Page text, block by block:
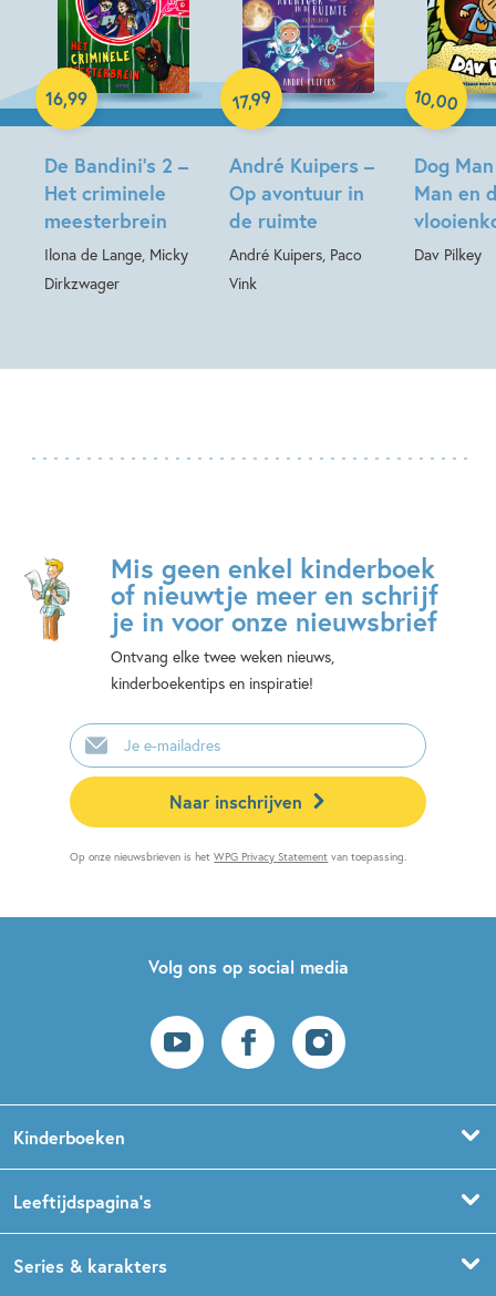
De Bandini’s 2 –
Het criminele
meesterbrein
Ilona de Lange, Micky
Dirkzwager
16,99
Hardcover
André Kuipers –
Op avontuur in
de ruimte
André Kuipers, Paco
Vink
17,99
Hardcover
Dog
Man en
Dav Pilkey
10,00
Paperback
Mis geen enkel kinderboek
of nieuwtje meer en schrijf
je in voor onze nieuwsbrief
Ontvang elke twee weken nieuws,
kinderboekentips en inspiratie!
E-
mailadres
Naar inschrijven
Op onze nieuwsbrieven is hetWPG Privacy Statement van toepassing.
Volg ons op social media
Kinderboeken
Prentenboeken
Leeftijdspagina’s
Series & karakters